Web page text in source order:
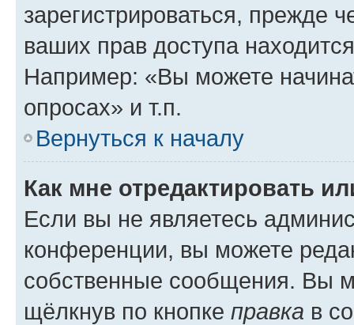
зарегистрироваться, прежде
ваших прав доступа
Например: «Вы можете
опросах» и т.п.
Вернуться к началу
Как мне отредактировать
Если вы не являетесь
конференции, вы можете
собственные сообщения. Вы
щёлкнув по кнопке правка в